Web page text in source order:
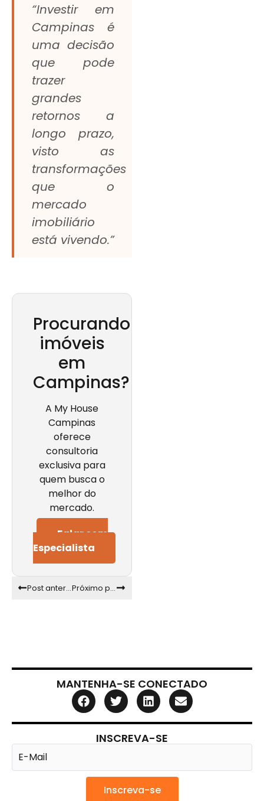
“Investir em
Campinas é
uma decisão
que pode
trazer
grandes
retornos a
longo prazo,
visto as
transformações
que o
mercado
imobiliário
está vivendo.”
Procurando
imóveis
em
Campinas?
A My House
Campinas
oferece
consultoria
exclusiva para
quem busca o
melhor do
mercado.
Falar com
Especialista
Post anterior Próximo post
MANTENHA-SE CONECTADO
INSCREVA-SE
Inscreva-se